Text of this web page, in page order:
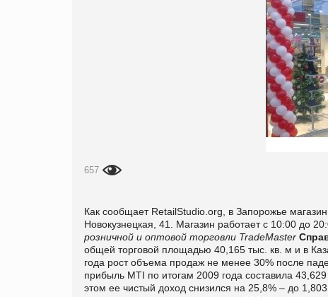
657
Как сообщает RetailStudio.org, в Запорожье
Новокузнецкая, 41. Магазин работает с 10:00 до
розничной и оптовой торговли TradeMaster
общей торговой площадью 40,165 тыс. кв. м и в
года рост объема продаж не менее 30% после
прибыль MTI по итогам 2009 года составила
этом ее чистый доход снизился на 25,8% – до